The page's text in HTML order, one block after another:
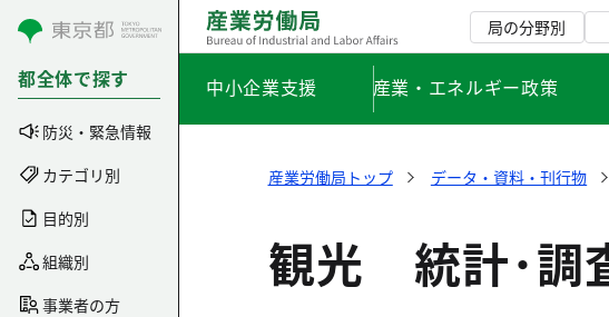
コンテンツにスキップ
都全体で探す
防災・緊急情報
カテゴリ別
目的別
組織別
事業者の方
局の分野別
中小企業支援 産業・エネルギー政策
産業労働局トップ データ・資料・刊行物
観光 統計･調